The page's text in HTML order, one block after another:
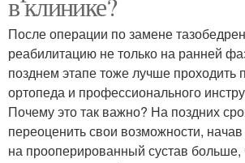
После операции по замене
реабилитацию не только на ранней
позднем этапе тоже лучше проходить
ортопеда и профессионального
Почему это так важно? На поздних
переоценить свои возможности, начав
на прооперированный сустав больше,